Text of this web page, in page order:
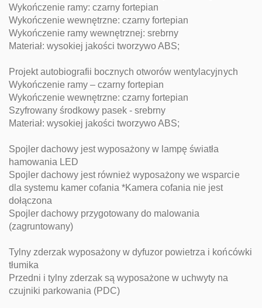
Wykończenie ramy: czarny fortepian
Wykończenie wewnętrzne: czarny fortepian
Wykończenie ramy wewnętrznej: srebrny
Materiał: wysokiej jakości tworzywo ABS;
Projekt autobiografii bocznych otworów wentylacyjnych
Wykończenie ramy – czarny fortepian
Wykończenie wewnętrzne: czarny fortepian
Szyfrowany środkowy pasek - srebrny
Materiał: wysokiej jakości tworzywo ABS;
Spojler dachowy jest wyposażony w lampę światła
hamowania LED
Spojler dachowy jest również wyposażony we wsparcie
dla systemu kamer cofania *Kamera cofania nie jest
dołączona
Spojler dachowy przygotowany do malowania
(zagruntowany)
Tylny zderzak wyposażony w dyfuzor powietrza i końcówki
tłumika
Przedni i tylny zderzak są wyposażone w uchwyty na
czujniki parkowania (PDC)